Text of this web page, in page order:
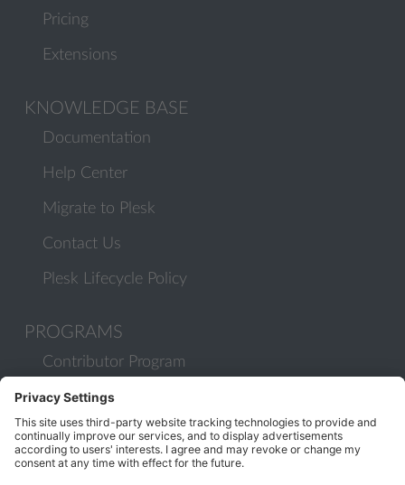
Pricing
Extensions
KNOWLEDGE BASE
Documentation
Help Center
Migrate to Plesk
Contact Us
Plesk Lifecycle Policy
PROGRAMS
Contributor Program
Partner Program
COMMUNITY